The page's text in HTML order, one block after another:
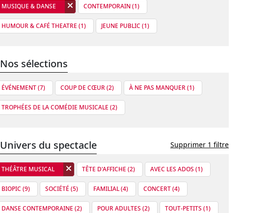
MUSIQUE & DANSE CONTEMPORAIN (1)
HUMOUR & CAFÉ THEATRE (1) JEUNE PUBLIC (1)
Nos sélections
ÉVÉNEMENT (7) COUP DE CŒUR (2) À NE PAS MANQUER (1)
TROPHÉES DE LA COMÉDIE MUSICALE (2)
Univers du spectacle Supprimer 1 filtre
THÉÂTRE MUSICAL TÊTE D'AFFICHE (2) AVEC LES ADOS (1)
BIOPIC (9) SOCIÉTÉ (5) FAMILIAL (4) CONCERT (4)
DANSE CONTEMPORAINE (2) POUR ADULTES (2) TOUT-PETITS (1)